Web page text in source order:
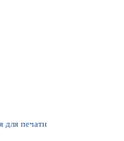
для печати